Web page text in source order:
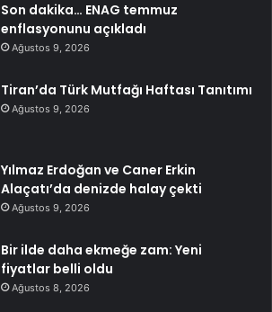
Son dakika… ENAG temmuz
enflasyonunu açıkladı
Ağustos 9, 2026
Tiran’da Türk Mutfağı Haftası Tanıtımı
Ağustos 9, 2026
Yılmaz Erdoğan ve Caner Erkin
Alaçatı’da denizde halay çekti
Ağustos 9, 2026
Bir ilde daha ekmeğe zam: Yeni
fiyatlar belli oldu
Ağustos 8, 2026